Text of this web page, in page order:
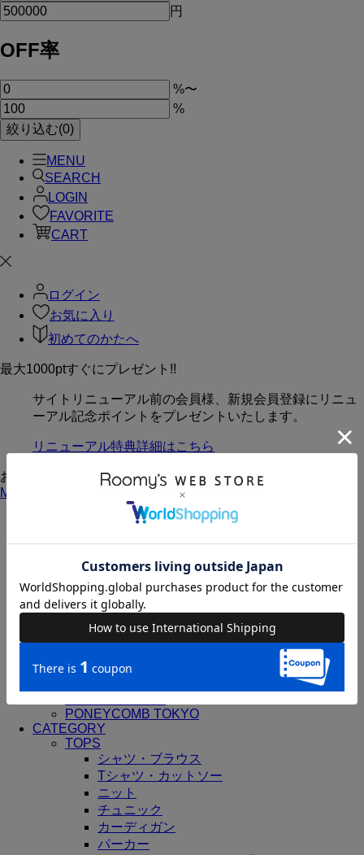
円
OFF率
%〜
%
絞り込む(0)
MENU
SEARCH
LOGIN
FAVORITE
CART
ログイン
お気に入り
初めてのかたへ
最大1000ptすぐにプレゼント!!
サイトリニューアル前の会員様、新規会員登録にリニュ
ーアル記念ポイントをプレゼントいたします。
リニューアル特典詳細はこちら
お知らせ
MORE
【重要】Gmailをご利用のお客様へ：メール受信設定変
ALL ITEMS
BRAND
ROYAL PARTY
SPIRALGIRL
BACK TO THE FIELD
4GEEKs by SPIRALGIRL
my twilight
PONEYCOMB TOKYO
CATEGORY
TOPS
シャツ・ブラウス
Tシャツ・カットソー
ニット
チュニック
カーディガン
パーカー